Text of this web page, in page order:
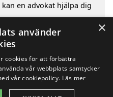
en advokat hjälpa dig
i Öregrund
i de omgivande
×
använder
cookies för att förbättra
vår webbplats samtycker
vår cookiepolicy. Läs mer